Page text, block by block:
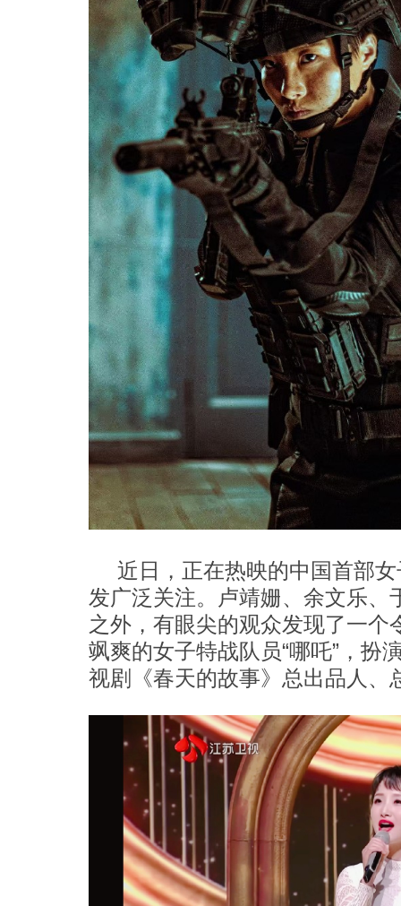
近日，正在热映的中国首部
发广泛关注。卢靖姗、余文乐、
之外，有眼尖的观众发现了一
飒爽的女子特战队员“哪吒”，扮
视剧《春天的故事》总出品人、